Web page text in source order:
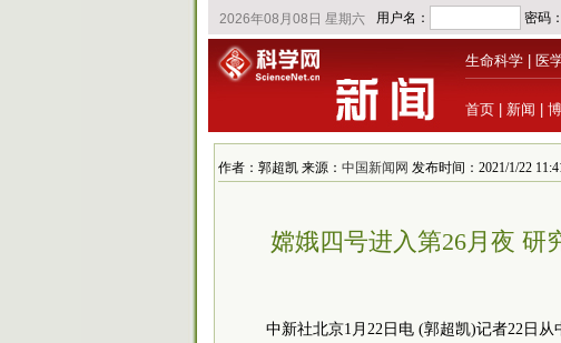
生命科学 医
首页 新闻
作者：郭超凯 来源： 中国新闻网 发布时间：2021/1/22
嫦娥四号进入第26月夜 研
中新社北京1月22日电 (郭超凯)记者22日